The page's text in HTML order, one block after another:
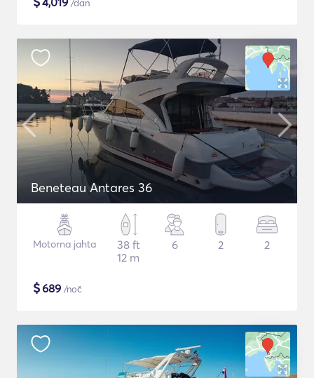
/dan
Beneteau Antares 36
Motorna jahta
38 ft
12 m
6 2 2
$689 /noč